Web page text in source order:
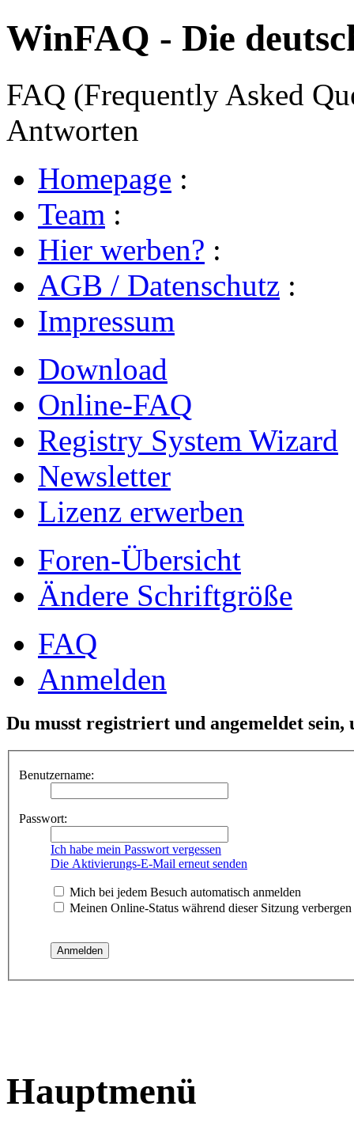
WinFAQ - Die
FAQ (Frequently Asked
Antworten
Homepage :
Team :
Hier werben? :
AGB / Datenschutz :
Impressum
Download
Online-FAQ
Registry System Wizard
Newsletter
Lizenz erwerben
Foren-Übersicht
Ändere Schriftgröße
FAQ
Anmelden
Du musst registriert und angemeldet sein,
Benutzername:
Passwort:
Ich habe mein Passwort vergessen
Die Aktivierungs-E-Mail erneut senden
Mich bei jedem Besuch automatisch anmelden
Meinen Online-Status während dieser Sitzung verbergen
Hauptmenü